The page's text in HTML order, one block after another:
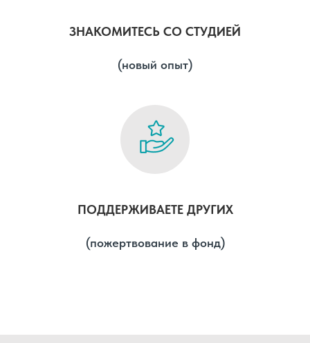
ЗНАКОМИТЕСЬ СО СТУДИЕЙ
(новый опыт)
ПОДДЕРЖИВАЕТЕ ДРУГИХ
(пожертвование в фонд)